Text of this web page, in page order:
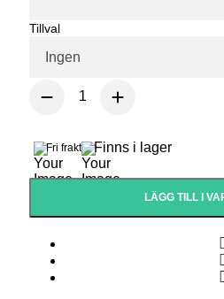
Tillval
Fri frakt Finns i lager
LÄGG TILL I